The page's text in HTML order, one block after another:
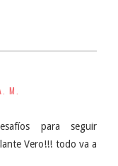
M.
para seguir
Vero!!! todo va a